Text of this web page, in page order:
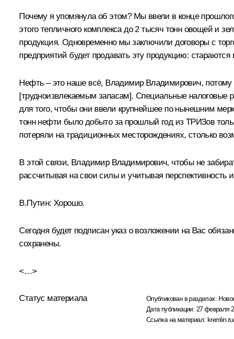
Почему я упомянула об этом? Мы ввели в конце
этого тепличного комплекса до 2 тысяч тонн овощей и
продукция. Одновременно мы заключили договоры с
предприятий будет продавать эту продукцию: стараются
Нефть – это наше всё, Владимир Владимирович,
[трудноизвлекаемым запасам]. Специальные
для того, чтобы они ввели крупнейшее по нынешним
тонн нефти было добыто за прошлый год из ТРИЗов
потеряли на традиционных месторождениях, столько
В этой связи, Владимир Владимирович, чтобы не
рассчитывая на свои силы и учитывая перспективность
В.Путин: Хорошо.
Сегодня будет подписан указ о возложении на Вас
сохранены.
<…>
Статус материала Опубликован в разделах:
Дата публикации: 27 февраля
Ссылка на материал: